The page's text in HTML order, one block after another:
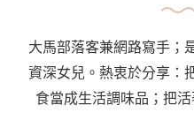
大馬部落客兼網路寫手；
資深女兒。熱衷於分享：
食當成生活調味品；把